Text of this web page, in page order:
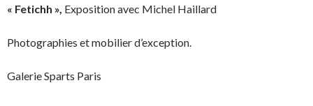
« Fetichh », Exposition avec Michel Haillard
Photographies et mobilier d’exception.
Galerie Sparts Paris